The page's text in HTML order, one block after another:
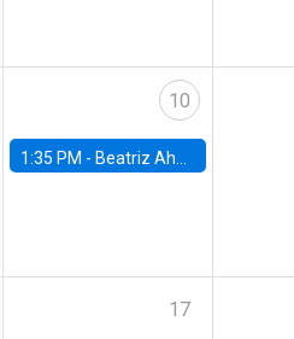
10
1:35 PM - Beatriz Ahumada, PhD candidate, Universidad de Pittsburgh
17